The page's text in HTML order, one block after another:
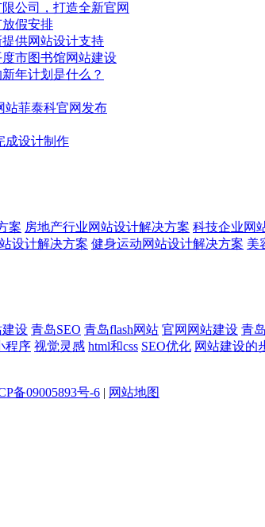
公司，打造全新官网
放假安排
供网站设计支持
市图书馆网站建设
年计划是什么？
站菲泰科官网发布
成设计制作
案 房地产行业网站设计解决方案 科技企业网
设计解决方案 健身运动网站设计解决方案 美
设 青岛SEO 青岛flash网站 官网网站建设 青
程序 视觉灵感 html和css SEO优化 网站建设的
备09005893号-6 | 网站地图